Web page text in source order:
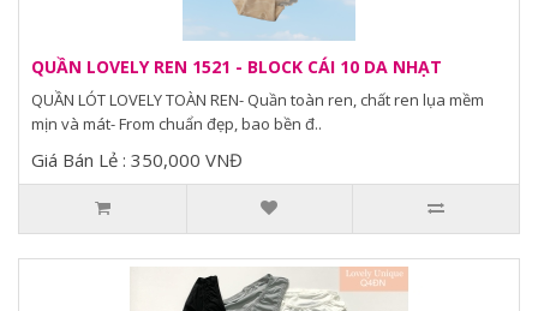
QUẦN LOVELY REN 1521 - BLOCK CÁI 10 DA NHẠT
QUẦN LÓT LOVELY TOÀN REN- Quần toàn ren, chất ren lụa mềm
mịn và mát- From chuẩn đẹp, bao bền đ..
Giá Bán Lẻ : 350,000 VNĐ